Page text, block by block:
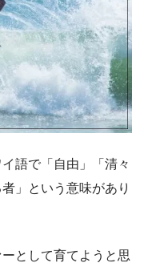
語で「自由」「清々
」という意味があり
として育てようと思